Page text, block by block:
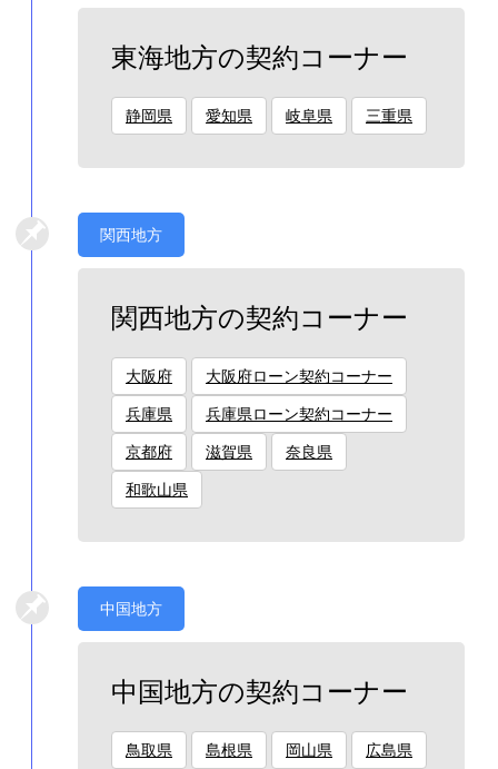
東海地方の契約コーナー
静岡県 愛知県 岐阜県 三重県
関西地方
関西地方の契約コーナー
大阪府 大阪府ローン契約コーナー
兵庫県 兵庫県ローン契約コーナー
京都府 滋賀県 奈良県
和歌山県
中国地方
中国地方の契約コーナー
鳥取県 島根県 岡山県 広島県